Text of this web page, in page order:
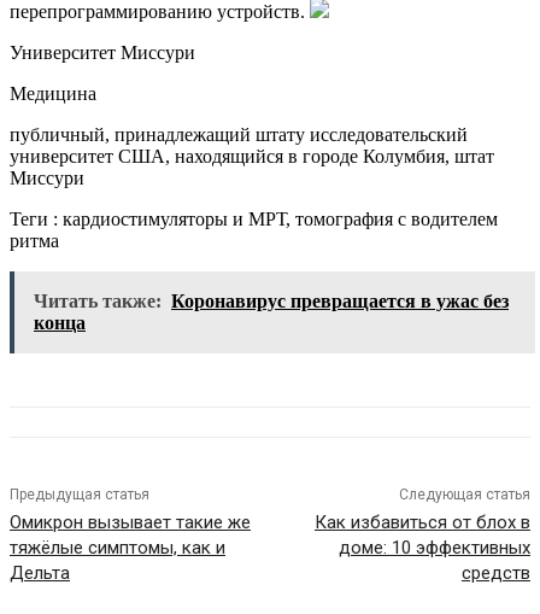
перепрограммированию устройств.
Университет Миссури
Медицина
публичный, принадлежащий штату исследовательский
университет США, находящийся в городе Колумбия, штат
Миссури
Теги : кардиостимуляторы и МРТ, томография с водителем
ритма
Читать также: Коронавирус превращается в ужас без
конца
Предыдущая статья
Омикрон вызывает такие же
тяжёлые симптомы, как и
Дельта
Следующая статья
Как избавиться от блох в
доме: 10 эффективных
средств